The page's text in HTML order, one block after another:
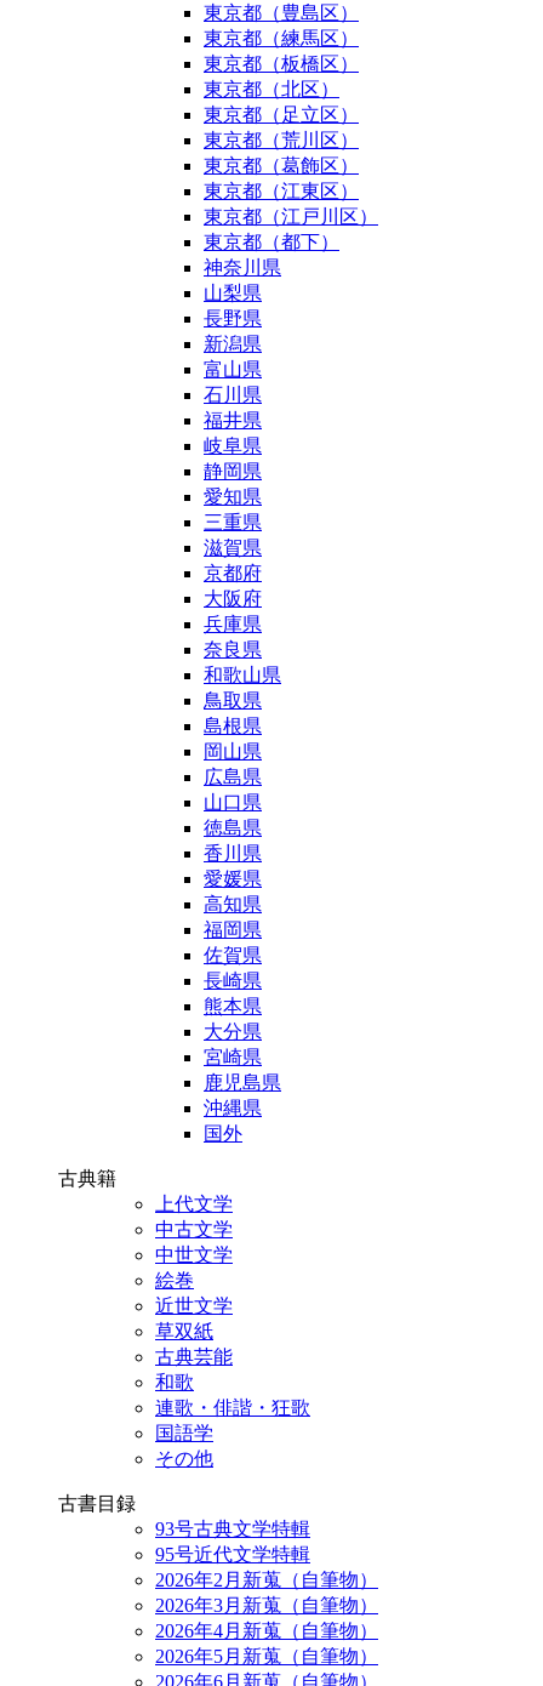
東京都（豊島区）
東京都（練馬区）
東京都（板橋区）
東京都（北区）
東京都（足立区）
東京都（荒川区）
東京都（葛飾区）
東京都（江東区）
東京都（江戸川区）
東京都（都下）
神奈川県
山梨県
長野県
新潟県
富山県
石川県
福井県
岐阜県
静岡県
愛知県
三重県
滋賀県
京都府
大阪府
兵庫県
奈良県
和歌山県
鳥取県
島根県
岡山県
広島県
山口県
徳島県
香川県
愛媛県
高知県
福岡県
佐賀県
長崎県
熊本県
大分県
宮崎県
鹿児島県
沖縄県
国外
古典籍
上代文学
中古文学
中世文学
絵巻
近世文学
草双紙
古典芸能
和歌
連歌・俳諧・狂歌
国語学
その他
古書目録
93号古典文学特輯
95号近代文学特輯
2026年2月新蒐（自筆物）
2026年3月新蒐（自筆物）
2026年4月新蒐（自筆物）
2026年5月新蒐（自筆物）
2026年6月新蒐（自筆物）